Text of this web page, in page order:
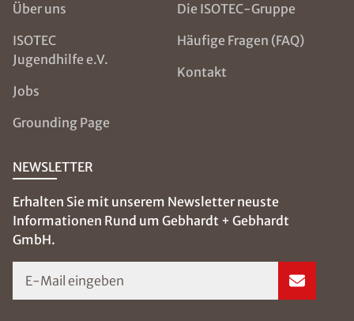
Über uns
ISOTEC
Jugendhilfe e.V.
Jobs
Grounding Page
Die ISOTEC-Gruppe
Häufige Fragen (FAQ)
Kontakt
NEWSLETTER
Erhalten Sie mit unserem Newsletter neuste
Informationen Rund um Gebhardt + Gebhardt
GmbH.
E-Mail eingeben